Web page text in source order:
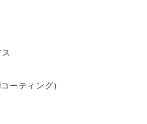
ーティング）